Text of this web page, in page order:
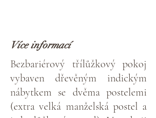
Více informací
Bezbariérový třílůžkový pokoj
vybaven dřevěným indickým
nábytkem se dvěma postelemi
(extra velká manželská postel a